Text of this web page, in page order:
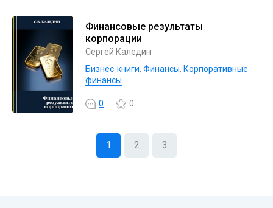
Финансовые результаты
корпорации
Сергей Каледин
Бизнес-книги, Финансы, Корпоративные
финансы
0 0
1 2 3